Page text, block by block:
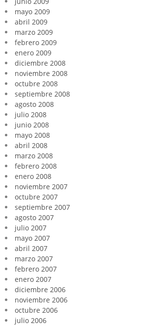
mayo 2009
abril 2009
marzo 2009
febrero 2009
enero 2009
diciembre 2008
noviembre 2008
octubre 2008
septiembre 2008
agosto 2008
julio 2008
junio 2008
mayo 2008
abril 2008
marzo 2008
febrero 2008
enero 2008
noviembre 2007
octubre 2007
septiembre 2007
agosto 2007
julio 2007
mayo 2007
abril 2007
marzo 2007
febrero 2007
enero 2007
diciembre 2006
noviembre 2006
octubre 2006
julio 2006